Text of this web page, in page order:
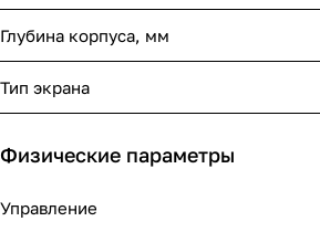
Глубина корпуса, мм
Тип экрана
Физические параметры
Управление